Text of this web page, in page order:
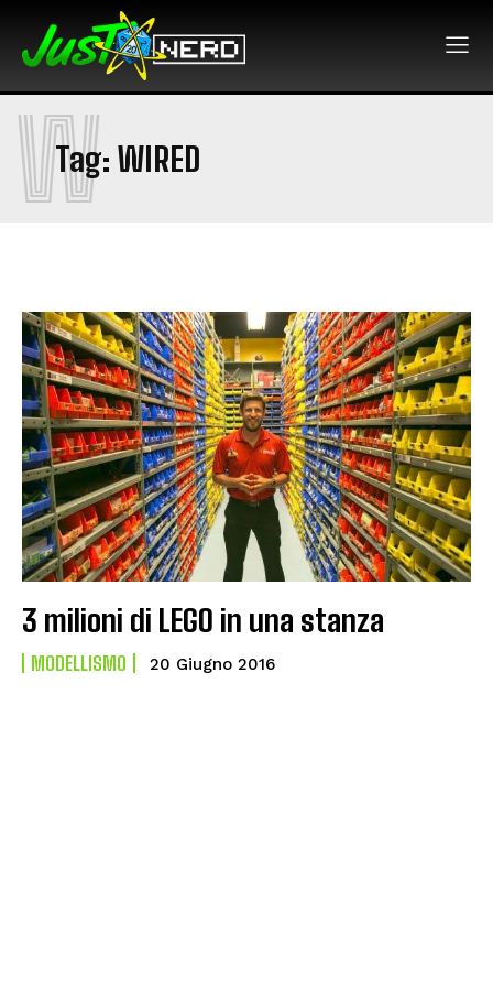
Tag: WIRED
W
3 milioni di LEGO in una stanza
MODELLISMO 20 Giugno 2016